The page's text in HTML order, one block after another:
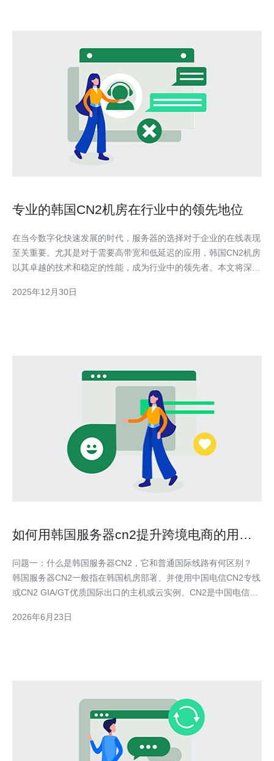
专业的韩国CN2机房在行业中的领先地位
在当今数字化快速发展的时代，服务器的选择对于企业的在线表现
至关重要。尤其是对于需要高带宽和低延迟的应用，韩国CN2机房
以其卓越的技术和稳定的性能，成为行业中的领先者。本文将深入
首先，CN2是中国电信的下一代互联网传输网络，提供了更高的传
2025年12月30日
如何用韩国服务器cn2提升跨境电商的用户
问题一：什么是韩国服务器CN2，它和普通国际线路有何区别？
韩国服务器CN2一般指在韩国机房部署、并使用中国电信CN2专线
或CN2 GIA/GT优质国际出口的主机或云实例。CN2是中国电信为
点和更稳定的带宽。 与普通国际线路相比，CN2的优势包括：更
2026年6月23日